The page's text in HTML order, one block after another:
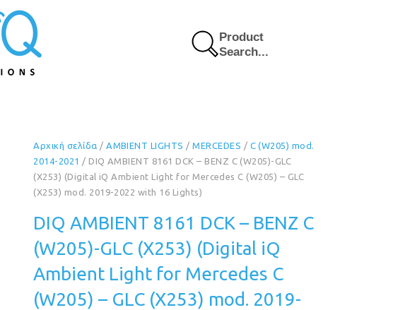
Product
Search...
Αρχική σελίδα /AMBIENT LIGHTS /MERCEDES / C (W205) mod.
2014-2021 / DIQ AMBIENT 8161 DCK – BENZ C (W205)-GLC
(X253) (Digital iQ Ambient Light for Mercedes C (W205) – GLC
(X253) mod. 2019-2022 with 16 Lights)
DIQ AMBIENT 8161 DCK – BENZ C
(W205)-GLC (X253) (Digital iQ
Ambient Light for Mercedes C
(W205) – GLC (X253) mod. 2019-